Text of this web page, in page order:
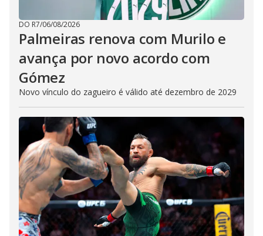
DO R7/06/08/2026
Palmeiras renova com Murilo e
avança por novo acordo com
Gómez
Novo vínculo do zagueiro é válido até dezembro de 2029